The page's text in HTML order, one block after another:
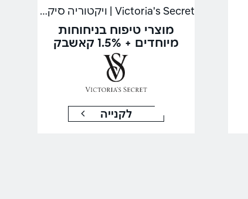
Victoria's Secret | ויקטוריה סיקרט
מוצרי טיפוח בניחוחות
מיוחדים + 1.5% קאשבק
לקנייה